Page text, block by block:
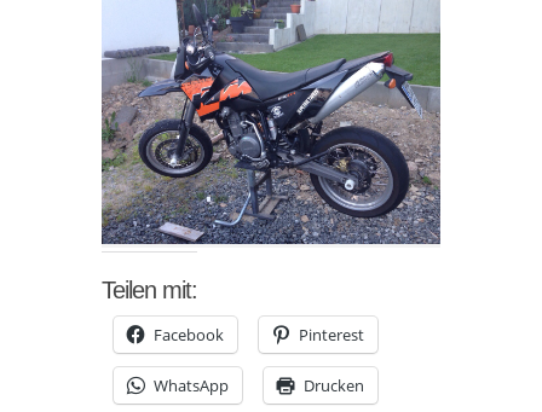
Teilen mit:
Facebook Pinterest
WhatsApp Drucken